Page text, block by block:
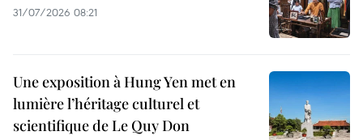
31/07/2026 08:21
Une exposition à Hung Yen met en
lumière l’héritage culturel et
scientifique de Le Quy Don